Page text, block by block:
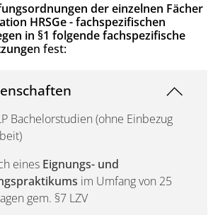
der einzelnen Fächer
HRSGe - fachspezifischen
in §1 folgende fachspezifische
n fest:
Bachelorstudien (ohne Einbezug
eines Eignungs- und
im Umfang von 25
gem. §7 LZV